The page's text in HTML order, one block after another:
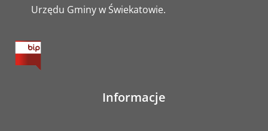
Urzędu Gminy w Świekatowie.
Informacje